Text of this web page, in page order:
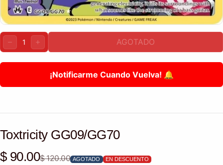
Cantidad:
DISMINUIRAUMENTAR AGOTADO
¡Notificarme Cuando Vuelva! 🔔
Toxtricity GG09/GG70
Precio de venta
$ 90.00
Precio habitual
$ 120.00 AGOTADO EN DESCUENTO